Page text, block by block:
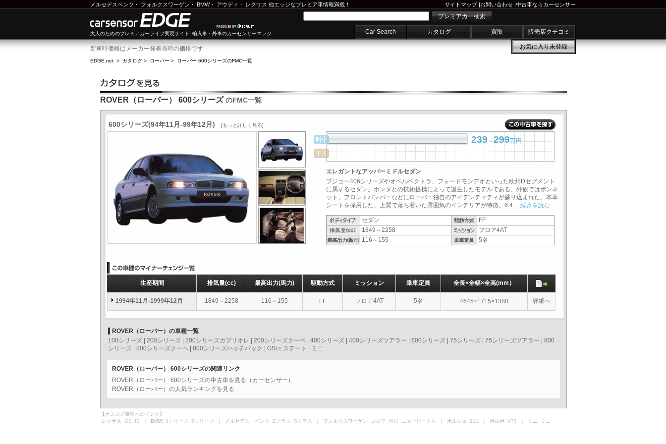
メルセデスベンツ ・ フォルクスワーゲン ・ BMW・ アウディ ・ レクサス 他エッジなプレミア車情報満載！ サイトマップ|お問い合わせ |中古車ならカーセンサー
大人のためのプレミアカーライフ実現サイト 輸入車・外車のカーセンサーエッジ
プレミアカー検索
Car Search カタログ 買取 販売店クチコミ
お気に入り未登録
新車時価格はメーカー発表当時の価格です
EDGE.net > カタログ > ローバー > ローバー 600シリーズのFMC一覧
ROVER（ローバー） 600シリーズ のFMC一覧
600シリーズ(94年11月-99年12月) [もっと詳しく見る]
239～299万円
エレガントなアッパーミドルセダン
プジョー406シリーズやオペルベクトラ、フォードモンデオといった欧州Dセグメント
に属するセダン。ホンダとの技術提携によって誕生したモデルである。外観ではボンネ
ット、フロントバンパーなどにローバー独自のアイデンティティが盛り込まれた。本革
シートを採用した、上質で落ち着いた雰囲気のインテリアが特徴。6:4 ... 続きを読む
セダン
FF
1849～2258
フロア4AT
116～155
5名
生産期間 排気量(cc) 最高出力(馬力) 駆動方式 ミッション 乗車定員 全長×全幅×全高(mm）
1994年11月-1999年12月 1849～2258 116～155 FF フロア4AT 5名 4645×1715×1380 詳細へ
ROVER（ローバー）の車種一覧
100シリーズ
200シリーズ 200シリーズカブリオレ 200シリーズクーペ 400シリーズ 400シリーズツアラー 600シリーズ 75シリーズ 75シリーズツアラー
800
シリーズ
800シリーズクーペ 800シリーズハッチバック GSiエステート ミニ
ROVER（ローバー） 600シリーズの関連リンク
ROVER（ローバー） 600シリーズの中古車を見る（カーセンサー）
ROVER（ローバー）の人気ランキングを見る
【オススメ車種へのリンク】
レクサス GS IS ｜ BMW 3シリーズ 5シリーズ ｜ メルセデス・ベンツ Eクラス Sクラス ｜ フォルクスワーゲン ゴルフ ポロ ニュービートル ｜ ポルシェ 911 ｜ ボルボ V70 ｜ ミニ ミニ